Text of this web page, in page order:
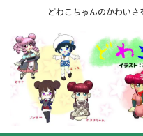
どわこちゃんのかわい